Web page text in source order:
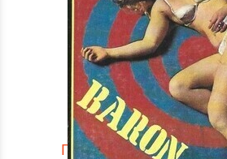
ΓΟΥΗΚ -ΕΝΤ ΣΤΗ